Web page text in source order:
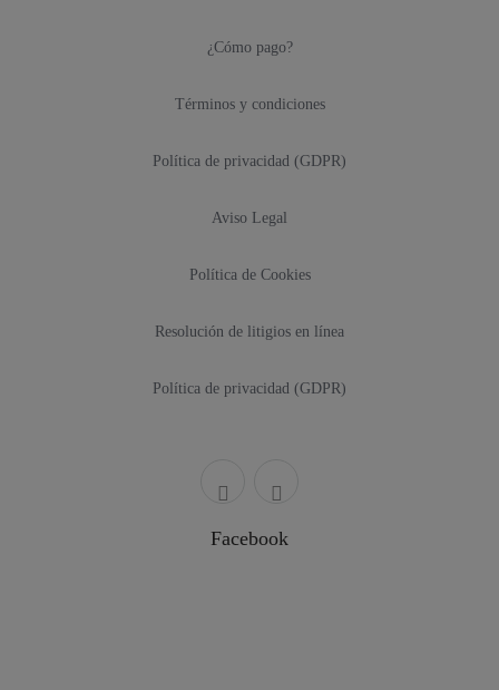
¿Cómo pago?
Términos y condiciones
Política de privacidad (GDPR)
Aviso Legal
Política de Cookies
Resolución de litigios en línea
Política de privacidad (GDPR)
Facebook